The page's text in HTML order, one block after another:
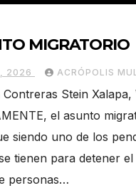
MIGRATORIO
2026 ACRÓPOLIS
Stein Xalapa,
el asunto
siendo uno de los
tienen para detener
personas…